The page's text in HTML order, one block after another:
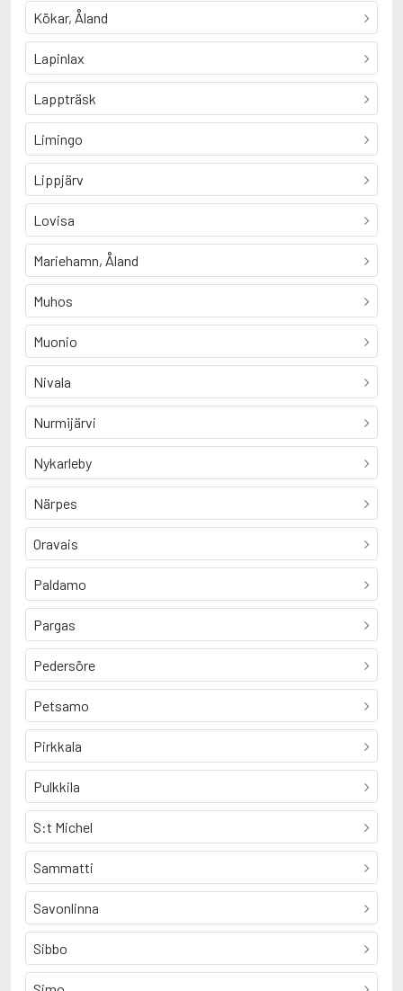
Kökar, Åland
Lapinlax
Lappträsk
Limingo
Lippjärv
Lovisa
Mariehamn, Åland
Muhos
Muonio
Nivala
Nurmijärvi
Nykarleby
Närpes
Oravais
Paldamo
Pargas
Pedersöre
Petsamo
Pirkkala
Pulkkila
S:t Michel
Sammatti
Savonlinna
Sibbo